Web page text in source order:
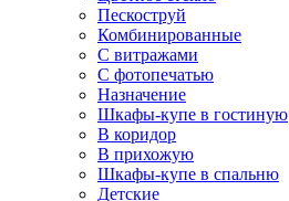
Пескоструй
Комбинированные
С витражами
С фотопечатью
Назначение
Шкафы-купе в гостиную
В коридор
В прихожую
Шкафы-купе в спальню
Детские